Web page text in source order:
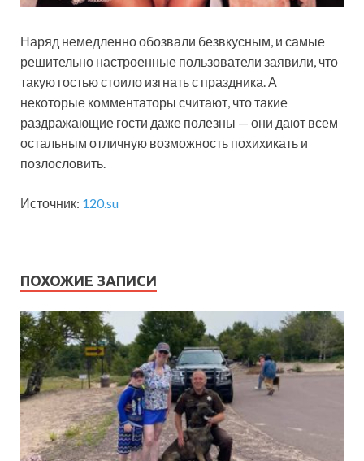
Наряд немедленно обозвали безвкусным, и самые
решительно настроенные пользователи заявили, что
такую гостью стоило изгнать с праздника. А
некоторые комментаторы считают, что такие
раздражающие гости даже полезны — они дают всем
остальным отличную возможность похихикать и
позлословить.
Источник: 120.su
ПОХОЖИЕ ЗАПИСИ